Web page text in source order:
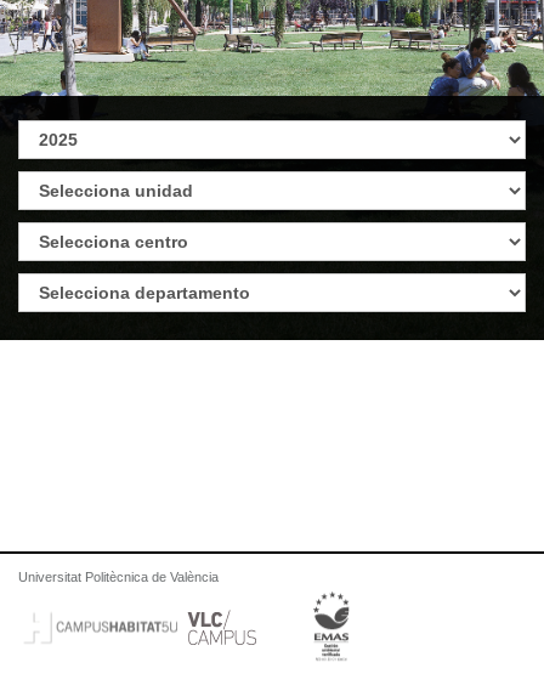
Universitat Politècnica de València